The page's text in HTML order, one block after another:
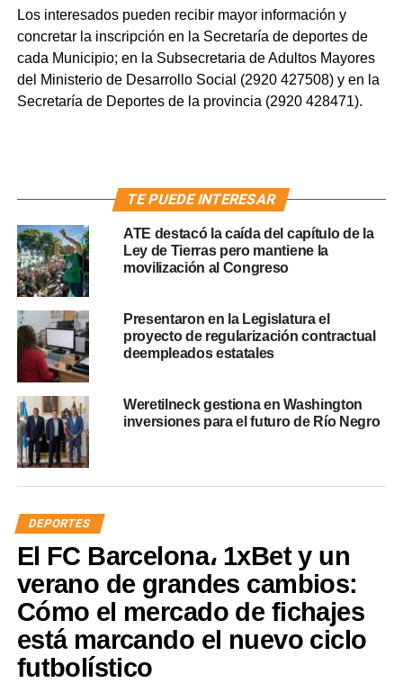
Los interesados pueden recibir mayor información y
concretar la inscripción en la Secretaría de deportes de
cada Municipio; en la Subsecretaria de Adultos Mayores
del Ministerio de Desarrollo Social (2920 427508) y en la
Secretaría de Deportes de la provincia (2920 428471).
TE PUEDE INTERESAR
ATE destacó la caída del capítulo de la
Ley de Tierras pero mantiene la
movilización al Congreso
Presentaron en la Legislatura el
proyecto de regularización contractual
deempleados estatales
Weretilneck gestiona en Washington
inversiones para el futuro de Río Negro
DEPORTES
El FC Barcelona، 1xBet y un
verano de grandes cambios:
Cómo el mercado de fichajes
está marcando el nuevo ciclo
futbolístico